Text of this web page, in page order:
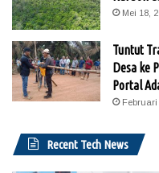
Mei 18,
Tuntut
Desa ke
Portal
Februari
Recent Tech News